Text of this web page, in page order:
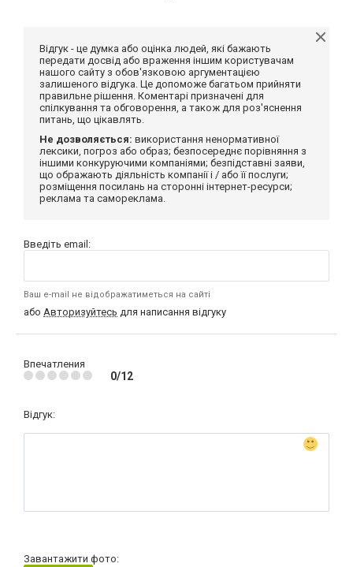
Відгук - це думка або оцінка людей, які бажають
передати досвід або враження іншим користувачам
нашого сайту з обов'язковою аргументацією
залишеного відгука. Це допоможе багатьом прийняти
правильне рішення. Коментарі призначені для
спілкування та обговорення, а також для роз'яснення
питань, що цікавлять.
Не дозволяється: використання ненормативної
лексики, погроз або образ; безпосереднє порівняння з
іншими конкуруючими компаніями; безпідставні заяви,
що ображають діяльність компанії і / або її послуги;
розміщення посилань на сторонні інтернет-ресурси;
реклама та самореклама.
Введіть email:
Ваш e-mail не відображатиметься на сайті
або Авторизуйтесь для написання відгуку
Впечатления
0/12
Відгук:
Завантажити фото: